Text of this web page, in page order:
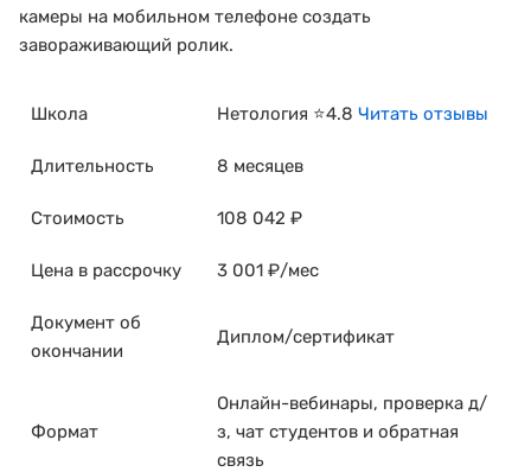
камеры на мобильном телефоне создать
завораживающий ролик.
Школа Нетология ⭐4.8 Читать отзывы
Длительность 8 месяцев
Стоимость 108 042 ₽
Цена в рассрочку 3 001 ₽/мес
Документ об
окончании
Диплом/сертификат
Формат
Онлайн-вебинары, проверка д/
з, чат студентов и обратная
связь